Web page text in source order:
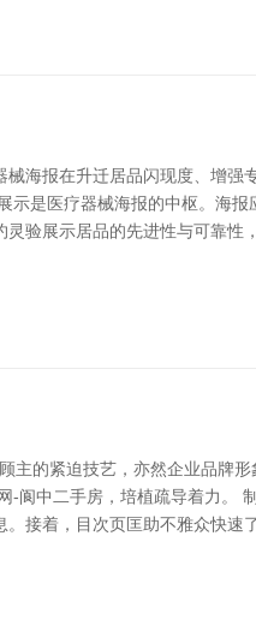
海报在升迁居品闪现度、增强
是医疗器械海报的中枢。海
验展示居品的先进性与可靠性
主的紧迫技艺，亦然企业品牌
阆中二手房，培植疏导着力。
接着，目次页匡助不雅众快速